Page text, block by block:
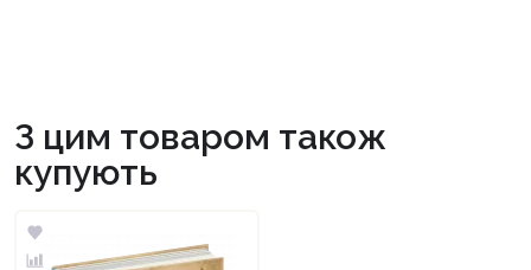
З цим товаром також
купують